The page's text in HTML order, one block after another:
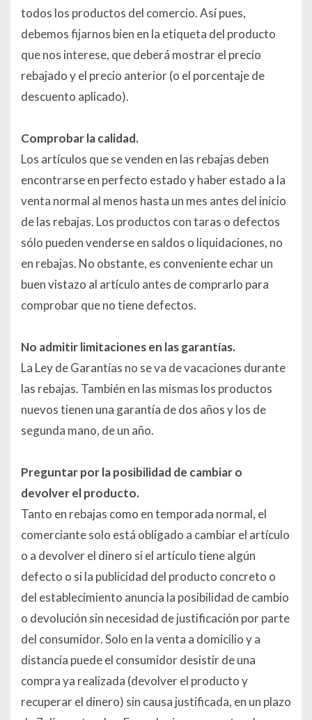
todos los productos del comercio. Así pues,
debemos fijarnos bien en la etiqueta del producto
que nos interese, que deberá mostrar el precio
rebajado y el precio anterior (o el porcentaje de
descuento aplicado).
Comprobar la calidad.
Los artículos que se venden en las rebajas deben
encontrarse en perfecto estado y haber estado a la
venta normal al menos hasta un mes antes del inicio
de las rebajas. Los productos con taras o defectos
sólo pueden venderse en saldos o liquidaciones, no
en rebajas. No obstante, es conveniente echar un
buen vistazo al artículo antes de comprarlo para
comprobar que no tiene defectos.
No admitir limitaciones en las garantías.
La Ley de Garantías no se va de vacaciones durante
las rebajas. También en las mismas los productos
nuevos tienen una garantía de dos años y los de
segunda mano, de un año.
Preguntar por la posibilidad de cambiar o
devolver el producto.
Tanto en rebajas como en temporada normal, el
comerciante solo está obligado a cambiar el artículo
o a devolver el dinero si el artículo tiene algún
defecto o si la publicidad del producto concreto o
del establecimiento anuncia la posibilidad de cambio
o devolución sin necesidad de justificación por parte
del consumidor. Solo en la venta a domicilio y a
distancia puede el consumidor desistir de una
compra ya realizada (devolver el producto y
recuperar el dinero) sin causa justificada, en un plazo